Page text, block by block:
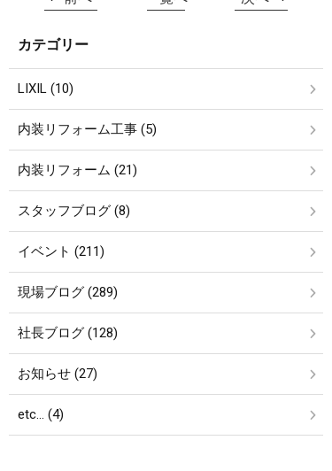
カテゴリー
LIXIL (10)
内装リフォーム工事 (5)
内装リフォーム (21)
スタッフブログ (8)
イベント (211)
現場ブログ (289)
社長ブログ (128)
お知らせ (27)
etc… (4)